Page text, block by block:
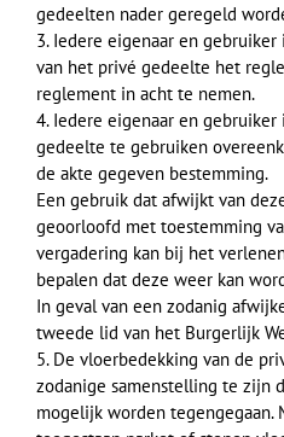
gedeelten nader geregeld
3. Iedere eigenaar en
van het privé gedeelte het
reglement in acht te nemen.
4. Iedere eigenaar en
gedeelte te gebruiken
de akte gegeven bestemming.
Een gebruik dat afwijkt van
geoorloofd met toestemming
vergadering kan bij het
bepalen dat deze weer kan
In geval van een zodanig
tweede lid van het Burgerlijk
5. De vloerbedekking van de
zodanige samenstelling te zijn
mogelijk worden tegengegaan.